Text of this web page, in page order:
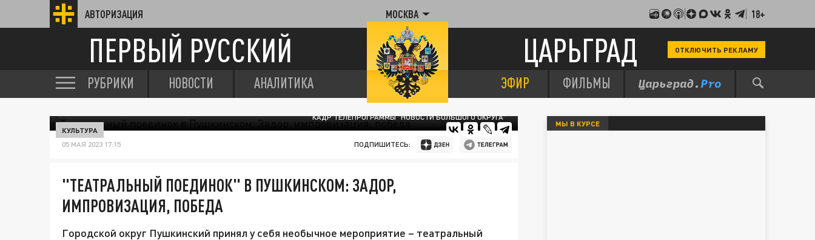
АВТОРИЗАЦИЯ МОСКВА 18+
ПЕРВЫЙ РУССКИЙ ЦАРЬГРАД ОТКЛЮЧИТЬ РЕКЛАМУ
РУБРИКИ НОВОСТИ АНАЛИТИКА ЭФИР ФИЛЬМЫ
КАДР ТЕЛЕПРОГРАММЫ "НОВОСТИ БОЛЬШОГО ОКРУГА"
КУЛЬТУРА
05 МАЯ 2023 17:15 ПОДПИШИТЕСЬ:
"ТЕАТРАЛЬНЫЙ ПОЕДИНОК" В ПУШКИНСКОМ: ЗАДОР,
ИМПРОВИЗАЦИЯ, ПОБЕДА
Городской округ Пушкинский принял у себя необычное мероприятие – театральный
МЫ В КУРСЕ